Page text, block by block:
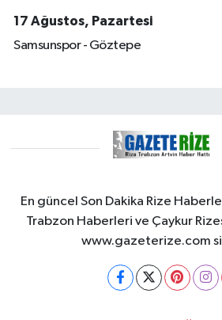
17 Ağustos, Pazartesi
Samsunspor - Göztepe
En güncel Son Dakika Rize
Trabzon Haberleri ve Çaykur
www.gazeterize.com